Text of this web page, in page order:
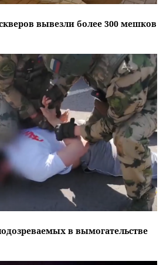
вывезли более 300 мешков
в вымогательстве